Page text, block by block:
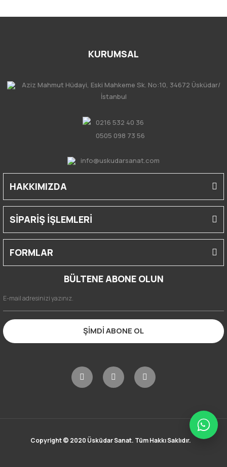
KURUMSAL
Aziz Mahmut Hüdayi, Eski Mahkeme Sk. No:10, 34672 Üsküdar/
İstanbul
0216 532 40 36
0505 098 73 56
info@uskudarsanat.com
HAKKIMIZDA
SİPARİŞ İŞLEMLERİ
FORMLAR
BÜLTENE ABONE OLUN
ŞİMDİ ABONE OL
Copyright © 2020 Üsküdar Sanat. Tüm Hakkı Saklıdır.